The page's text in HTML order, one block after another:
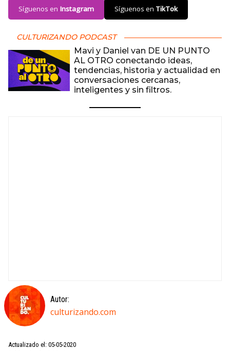
Síguenos en Instagram Síguenos en TikTok
CULTURIZANDO PODCAST
Mavi y Daniel van DE UN PUNTO
AL OTRO conectando ideas,
tendencias, historia y actualidad en
conversaciones cercanas,
inteligentes y sin filtros.
Autor:
culturizando.com
Actualizado el: 05-05-2020